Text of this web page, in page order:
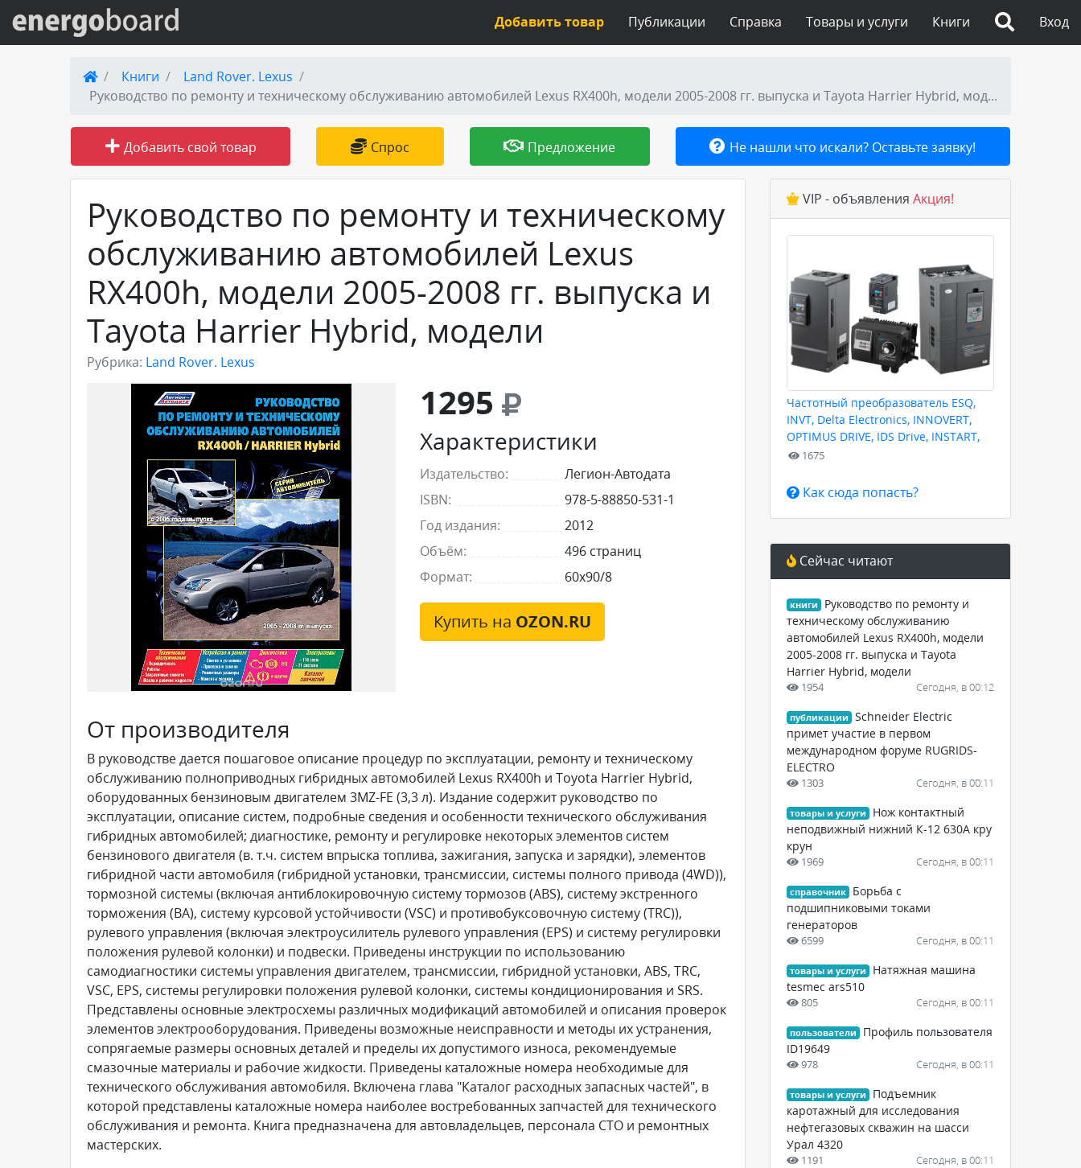
Вход на сайт
Публикации
Справка
Товары и услуги
Добавить товар или услугу
Вход
Книги
Товары и услуги
Справка
Публикации
Добавить товар
Книги
Land Rover. Lexus
Руководство по ремонту и техническому обслуживанию автомобилей Lexus RX400h, модели 2005-2008 гг. выпуска и Tayota Harrier Hybrid, модели
Добавить свой товар Спрос Предложение Не нашли что искали? Оставьте заявку!
Руководство по ремонту и техническому
обслуживанию автомобилей Lexus
RX400h, модели 2005-2008 гг. выпуска и
Tayota Harrier Hybrid, модели
Рубрика: Land Rover. Lexus
1295
Характеристики
Издательство:
Легион-Автодата
ISBN:
978-5-88850-531-1
Год издания:
2012
Объём:
496 страниц
Формат:
60x90/8
Купить на OZON.RU
От производителя
В руководстве дается пошаговое описание процедур по эксплуатации, ремонту и техническому
обслуживанию полноприводных гибридных автомобилей Lexus RX400h и Toyota Harrier Hybrid,
оборудованных бензиновым двигателем 3MZ-FE (3,3 л). Издание содержит руководство по
эксплуатации, описание систем, подробные сведения и особенности технического обслуживания
гибридных автомобилей; диагностике, ремонту и регулировке некоторых элементов систем
бензинового двигателя (в. т.ч. систем впрыска топлива, зажигания, запуска и зарядки), элементов
гибридной части автомобиля (гибридной установки, трансмиссии, системы полного привода (4WD)),
тормозной системы (включая антиблокировочную систему тормозов (ABS), систему экстренного
торможения (ВА), систему курсовой устойчивости (VSC) и противобуксовочную систему (TRC)),
рулевого управления (включая электроусилитель рулевого управления (EPS) и систему регулировки
положения рулевой колонки) и подвески. Приведены инструкции по использованию
самодиагностики системы управления двигателем, трансмиссии, гибридной установки, ABS, TRC,
VSC, EPS, системы регулировки положения рулевой колонки, системы кондиционирования и SRS.
Представлены основные электросхемы различных модификаций автомобилей и описания проверок
элементов электрооборудования. Приведены возможные неисправности и методы их устранения,
сопрягаемые размеры основных деталей и пределы их допустимого износа, рекомендуемые
смазочные материалы и рабочие жидкости. Приведены каталожные номера необходимые для
технического обслуживания автомобиля. Включена глава "Каталог расходных запасных частей", в
которой представлены каталожные номера наиболее востребованных запчастей для технического
обслуживания и ремонта. Книга предназначена для автовладельцев, персонала СТО и ремонтных
мастерских.
VIP - объявления Акция!
Частотный преобразователь ESQ,
INVT, Delta Electronics, INNOVERT,
OPTIMUS DRIVE, IDS Drive, INSTART,
HYUNDAI для любых задач
1675
Как сюда попасть?
Сейчас читают
книги
Руководство по ремонту и
техническому обслуживанию
автомобилей Lexus RX400h, модели
2005-2008 гг. выпуска и Tayota
Harrier Hybrid, модели
1954 Сегодня, в 00:12
публикации
Schneider Electric
примет участие в первом
международном форуме RUGRIDS-
ELECTRO
1303 Сегодня, в 00:11
товары и услуги
Нож контактный
неподвижный нижний К-12 630А кру
крун
1969 Сегодня, в 00:11
справочник
Борьба с
подшипниковыми токами
генераторов
6599 Сегодня, в 00:11
товары и услуги
Натяжная машина
tesmec ars510
805 Сегодня, в 00:11
пользователи
Профиль пользователя
ID19649
978 Сегодня, в 00:11
товары и услуги
Подъемник
каротажный для исследования
нефтегазовых скважин на шасси
Урал 4320
1191 Сегодня, в 00:11